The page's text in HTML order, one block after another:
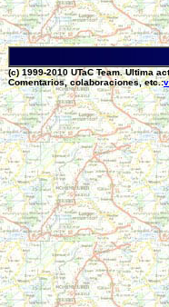
(c) 1999-2010 UTaC Team. Ultima
Comentarios, colaboraciones, etc.: